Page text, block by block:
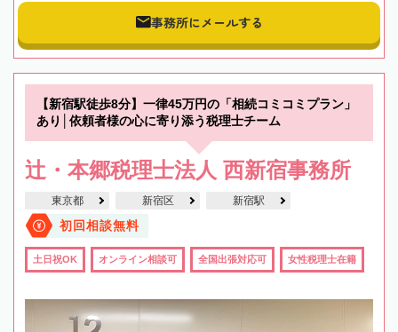
事務所にメールする
【新宿駅徒歩8分】一律45万円の「相続コミコミプラン」
あり│依頼者様の心に寄り添う税理士チーム
辻・本郷税理士法人 西新宿事務所
東京都 新宿区 新宿駅
初回相談無料
土日祝OK オンライン相談可 全国出張対応可 女性税理士在籍